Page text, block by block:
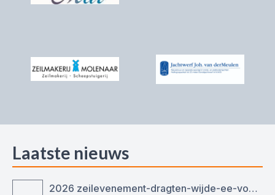
Laatste nieuws
2026 zeilevenement-dragten-wijde-ee-voor-ronde-en-platbodemjachten